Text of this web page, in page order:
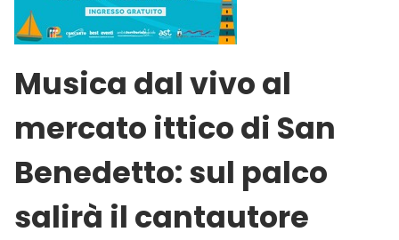
Musica dal vivo al
mercato ittico di San
Benedetto: sul palco
salirà il cantautore